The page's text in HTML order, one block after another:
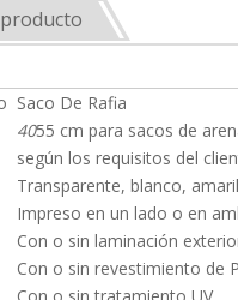
Saco De Rafia
4055 cm para sacos de
según los requisitos del
Transparente, blanco,
Impreso en un lado o en
Con o sin laminación
Con o sin revestimiento de
Con o sin tratamiento UV